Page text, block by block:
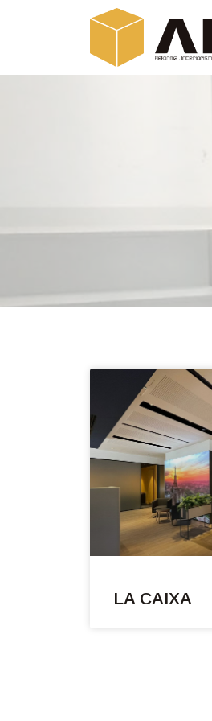
LA CAIXA